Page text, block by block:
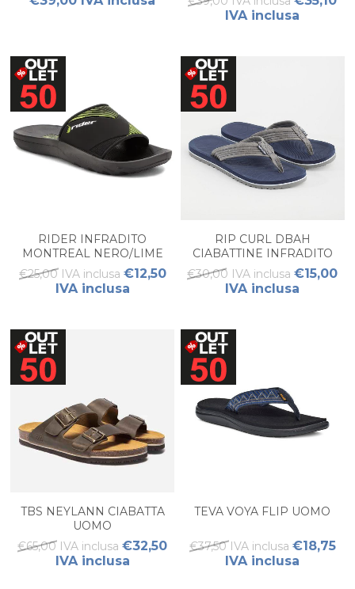
IVA inclusa
RIDER INFRADITO
MONTREAL NERO/LIME
€25,00 IVA inclusa €12,50
IVA inclusa
RIP CURL DBAH
CIABATTINE INFRADITO
UOMO
€30,00 IVA inclusa €15,00
IVA inclusa
TBS NEYLANN CIABATTA
UOMO
€65,00 IVA inclusa €32,50
IVA inclusa
TEVA VOYA FLIP UOMO
€37,50 IVA inclusa €18,75
IVA inclusa